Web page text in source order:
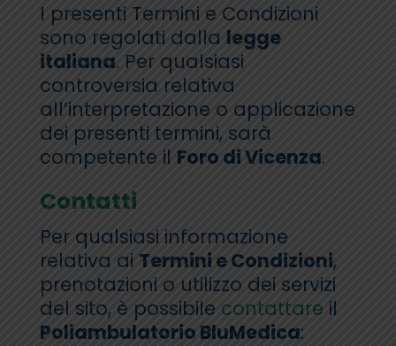
I presenti Termini e Condizioni
sono regolati dalla legge
italiana. Per qualsiasi
controversia relativa
all’interpretazione o applicazione
dei presenti termini, sarà
competente il Foro di Vicenza.
Contatti
Per qualsiasi informazione
relativa ai Termini e Condizioni,
prenotazioni o utilizzo dei servizi
del sito, è possibile contattare il
Poliambulatorio BluMedica: